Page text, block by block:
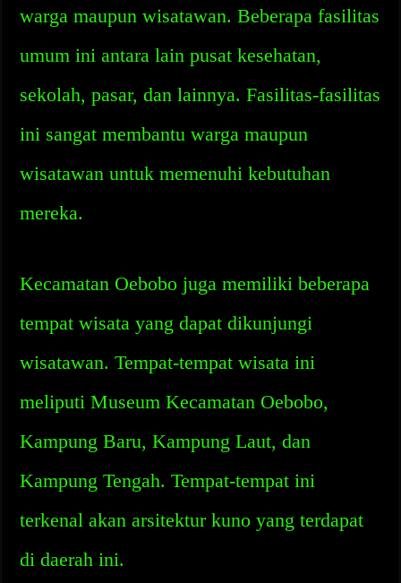
warga maupun wisatawan. Beberapa fasilitas
umum ini antara lain pusat kesehatan,
sekolah, pasar, dan lainnya. Fasilitas-fasilitas
ini sangat membantu warga maupun
wisatawan untuk memenuhi kebutuhan
mereka.
Kecamatan Oebobo juga memiliki beberapa
tempat wisata yang dapat dikunjungi
wisatawan. Tempat-tempat wisata ini
meliputi Museum Kecamatan Oebobo,
Kampung Baru, Kampung Laut, dan
Kampung Tengah. Tempat-tempat ini
terkenal akan arsitektur kuno yang terdapat
di daerah ini.